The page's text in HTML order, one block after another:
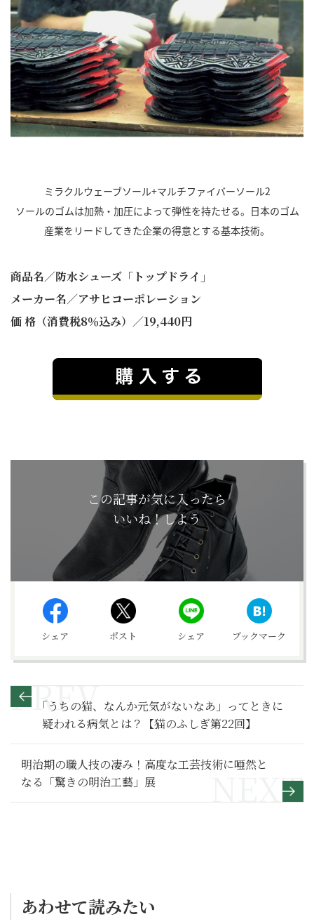
ミラクルウェーブソール+マルチファイバーソール2
ソールのゴムは加熱・加圧によって弾性を持たせる。日本のゴム
産業をリードしてきた企業の得意とする基本技術。
商品名／防水シューズ「トップドライ」
メーカー名／アサヒコーポレーション
価 格（消費税8％込み）／19,440円
この記事が気に入ったら
いいね！しよう
シェア ポスト シェア ブックマーク
｢うちの猫、なんか元気がないなあ」ってときに
疑われる病気とは？【猫のふしぎ第22回】
明治期の職人技の凄み！高度な工芸技術に唖然と
なる「驚きの明治工藝」展
あわせて読みたい